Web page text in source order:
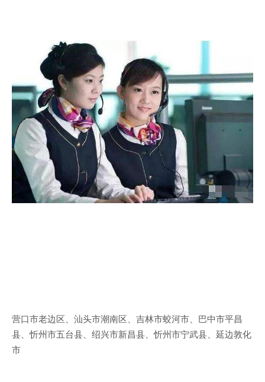
营口市老边区、汕头市潮南区、吉林市蛟河市、巴中市平昌
县、忻州市五台县、绍兴市新昌县、忻州市宁武县、延边敦化
市